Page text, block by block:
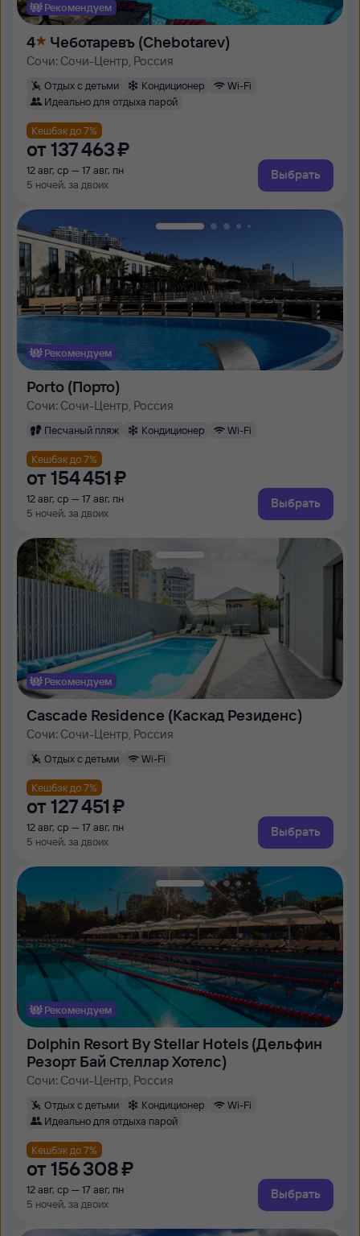
Рекомендуем
4 Чеботаревъ (Chebotarev)
Сочи: Сочи-Центр, Россия
Отдых с детьми Кондиционер
Wi-Fi
Идеально для отдыха парой
Кешбэк до 7%
от 137 ⁠463 ⁠₽
12 авг, ср — 17 авг, пн
5 ночей, за двоих
Выбрать
Рекомендуем
Porto (Порто)
Сочи: Сочи-Центр, Россия
Песчаный пляж Кондиционер Wi-Fi
Кешбэк до 7%
от 154 ⁠451 ⁠₽
12 авг, ср — 17 авг, пн
5 ночей, за двоих
Выбрать
Рекомендуем
Cascade Residence (Каскад Резиденс)
Сочи: Сочи-Центр, Россия
Отдых с детьми Wi-Fi
Кешбэк до 7%
от 127 ⁠451 ⁠₽
12 авг, ср — 17 авг, пн
5 ночей, за двоих
Выбрать
Рекомендуем
Dolphin Resort By Stellar Hotels (Дельфин
Резорт Бай Стеллар Хотелс)
Сочи: Сочи-Центр, Россия
Отдых с детьми Кондиционер
Wi-Fi
Идеально для отдыха парой
Кешбэк до 7%
от 156 ⁠308 ⁠₽
12 авг, ср — 17 авг, пн
5 ночей, за двоих
Выбрать